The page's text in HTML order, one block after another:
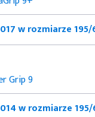
w rozmiarze 195/
Grip 9
w rozmiarze 195/